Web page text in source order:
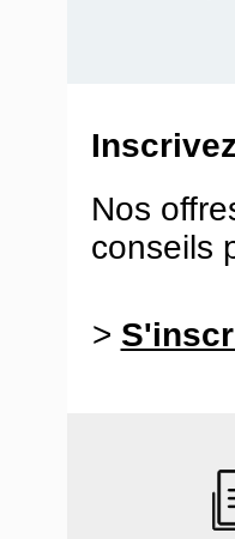
Nos
conseils
>